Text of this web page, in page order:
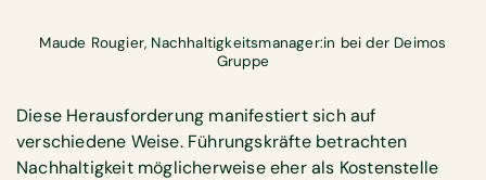
Maude Rougier, Nachhaltigkeitsmanager:in bei der Deimos
Gruppe
Diese Herausforderung manifestiert sich auf
verschiedene Weise. Führungskräfte betrachten
Nachhaltigkeit möglicherweise eher als Kostenstelle